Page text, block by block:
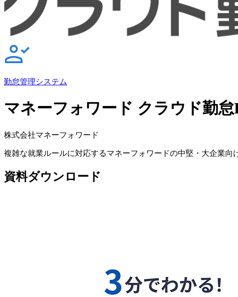
勤怠管理システム
マネーフォワード クラウド勤
株式会社マネーフォワード
複雑な就業ルールに対応するマネーフォワードの中堅・大企業
資料ダウンロード